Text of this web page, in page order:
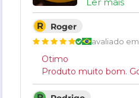
R Roger
avaliado
Otimo
Produto muito bom.